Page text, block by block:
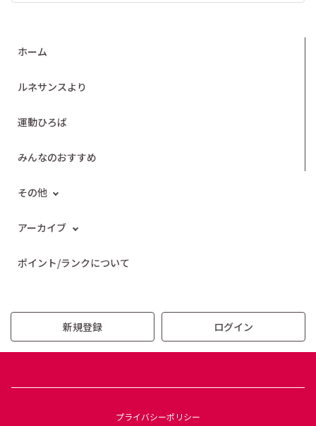
ホーム
ルネサンスより
運動ひろば
みんなのおすすめ
その他
アーカイブ
ポイント/ランクについて
新規登録 ログイン
プライバシーポリシー